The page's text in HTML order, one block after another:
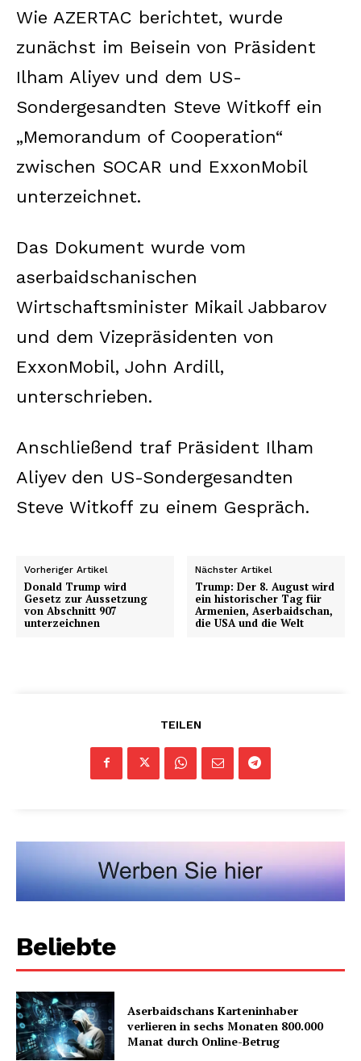
Wie AZERTAC berichtet, wurde
zunächst im Beisein von Präsident
Ilham Aliyev und dem US-
Sondergesandten Steve Witkoff ein
„Memorandum of Cooperation“
zwischen SOCAR und ExxonMobil
unterzeichnet.
Das Dokument wurde vom
aserbaidschanischen
Wirtschaftsminister Mikail Jabbarov
und dem Vizepräsidenten von
ExxonMobil, John Ardill,
unterschrieben.
Anschließend traf Präsident Ilham
Aliyev den US-Sondergesandten
Steve Witkoff zu einem Gespräch.
Vorheriger Artikel
Donald Trump wird
Gesetz zur Aussetzung
von Abschnitt 907
unterzeichnen
Nächster Artikel
Trump: Der 8. August wird
ein historischer Tag für
Armenien, Aserbaidschan,
die USA und die Welt
TEILEN
Beliebte
Aserbaidschans Karteninhaber
verlieren in sechs Monaten 800.000
Manat durch Online-Betrug